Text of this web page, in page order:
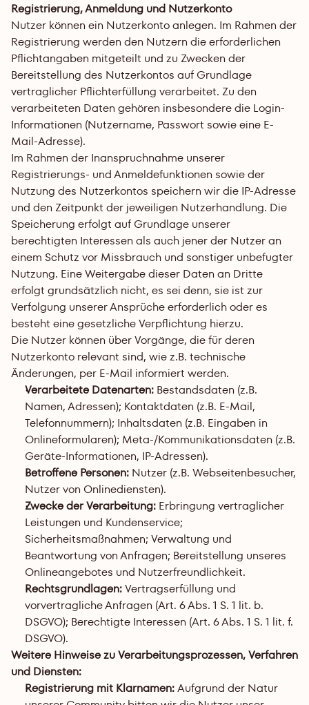
Registrierung, Anmeldung und Nutzerkonto
Nutzer können ein Nutzerkonto anlegen. Im Rahmen der
Registrierung werden den Nutzern die erforderlichen
Pflichtangaben mitgeteilt und zu Zwecken der
Bereitstellung des Nutzerkontos auf Grundlage
vertraglicher Pflichterfüllung verarbeitet. Zu den
verarbeiteten Daten gehören insbesondere die Login-
Informationen (Nutzername, Passwort sowie eine E-
Mail-Adresse).
Im Rahmen der Inanspruchnahme unserer
Registrierungs- und Anmeldefunktionen sowie der
Nutzung des Nutzerkontos speichern wir die IP-Adresse
und den Zeitpunkt der jeweiligen Nutzerhandlung. Die
Speicherung erfolgt auf Grundlage unserer
berechtigten Interessen als auch jener der Nutzer an
einem Schutz vor Missbrauch und sonstiger unbefugter
Nutzung. Eine Weitergabe dieser Daten an Dritte
erfolgt grundsätzlich nicht, es sei denn, sie ist zur
Verfolgung unserer Ansprüche erforderlich oder es
besteht eine gesetzliche Verpflichtung hierzu.
Die Nutzer können über Vorgänge, die für deren
Nutzerkonto relevant sind, wie z.B. technische
Änderungen, per E-Mail informiert werden.
Verarbeitete Datenarten: Bestandsdaten (z.B.
Namen, Adressen); Kontaktdaten (z.B. E-Mail,
Telefonnummern); Inhaltsdaten (z.B. Eingaben in
Onlineformularen); Meta-/Kommunikationsdaten (z.B.
Geräte-Informationen, IP-Adressen).
Betroffene Personen: Nutzer (z.B. Webseitenbesucher,
Nutzer von Onlinediensten).
Zwecke der Verarbeitung: Erbringung vertraglicher
Leistungen und Kundenservice;
Sicherheitsmaßnahmen; Verwaltung und
Beantwortung von Anfragen; Bereitstellung unseres
Onlineangebotes und Nutzerfreundlichkeit.
Rechtsgrundlagen: Vertragserfüllung und
vorvertragliche Anfragen (Art. 6 Abs. 1 S. 1 lit. b.
DSGVO); Berechtigte Interessen (Art. 6 Abs. 1 S. 1 lit. f.
DSGVO).
Weitere Hinweise zu Verarbeitungsprozessen, Verfahren
und Diensten:
Registrierung mit Klarnamen: Aufgrund der Natur